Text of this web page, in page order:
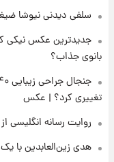
سلفی دیدنی نیوشا
جدیدترین عکس نیکی
بانوی جذاب؟
تغییری کرد؟ | عکس
روایت رسانه انگلیسی از
هدی زین‌العابدین با یک